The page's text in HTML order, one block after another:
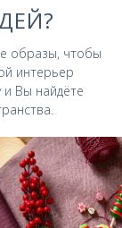
образы, чтобы
интерьер
Вы найдёте